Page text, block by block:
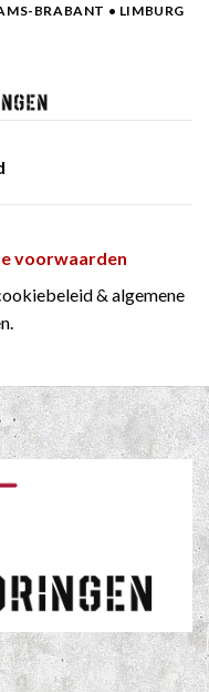
BRABANT • LIMBURG
voorwaarden
& algemene